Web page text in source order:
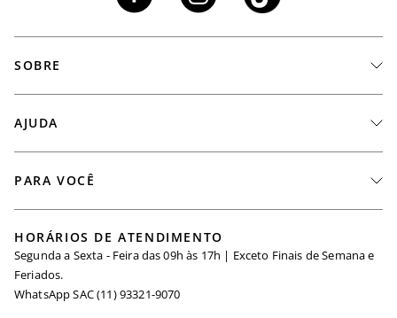
SOBRE
Seja um Revendedor
Igualdade Salarial
Requisição de Dados
AJUDA
Minha Conta
Trocas
PARA VOCÊ
Maternidade
Seja um Afiliado
HORÁRIOS DE ATENDIMENTO
Segunda a Sexta - Feira das 09h às 17h | Exceto Finais de Semana e
Feriados.
WhatsApp SAC (11) 93321-9070